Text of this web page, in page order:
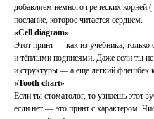
добавляем немного греческих
послание, которое читается сердцем.
«Cell diagram»
Этот принт — как из учебника,
и тёплыми подписями. Даже если ты не
и структуры — а ещё лёгкий флешбек
«Tooth chart»
Если ты стоматолог, то узнаешь этот
если нет — это принт с характером.